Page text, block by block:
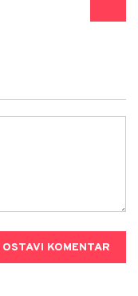
OSTAVI KOMENTAR